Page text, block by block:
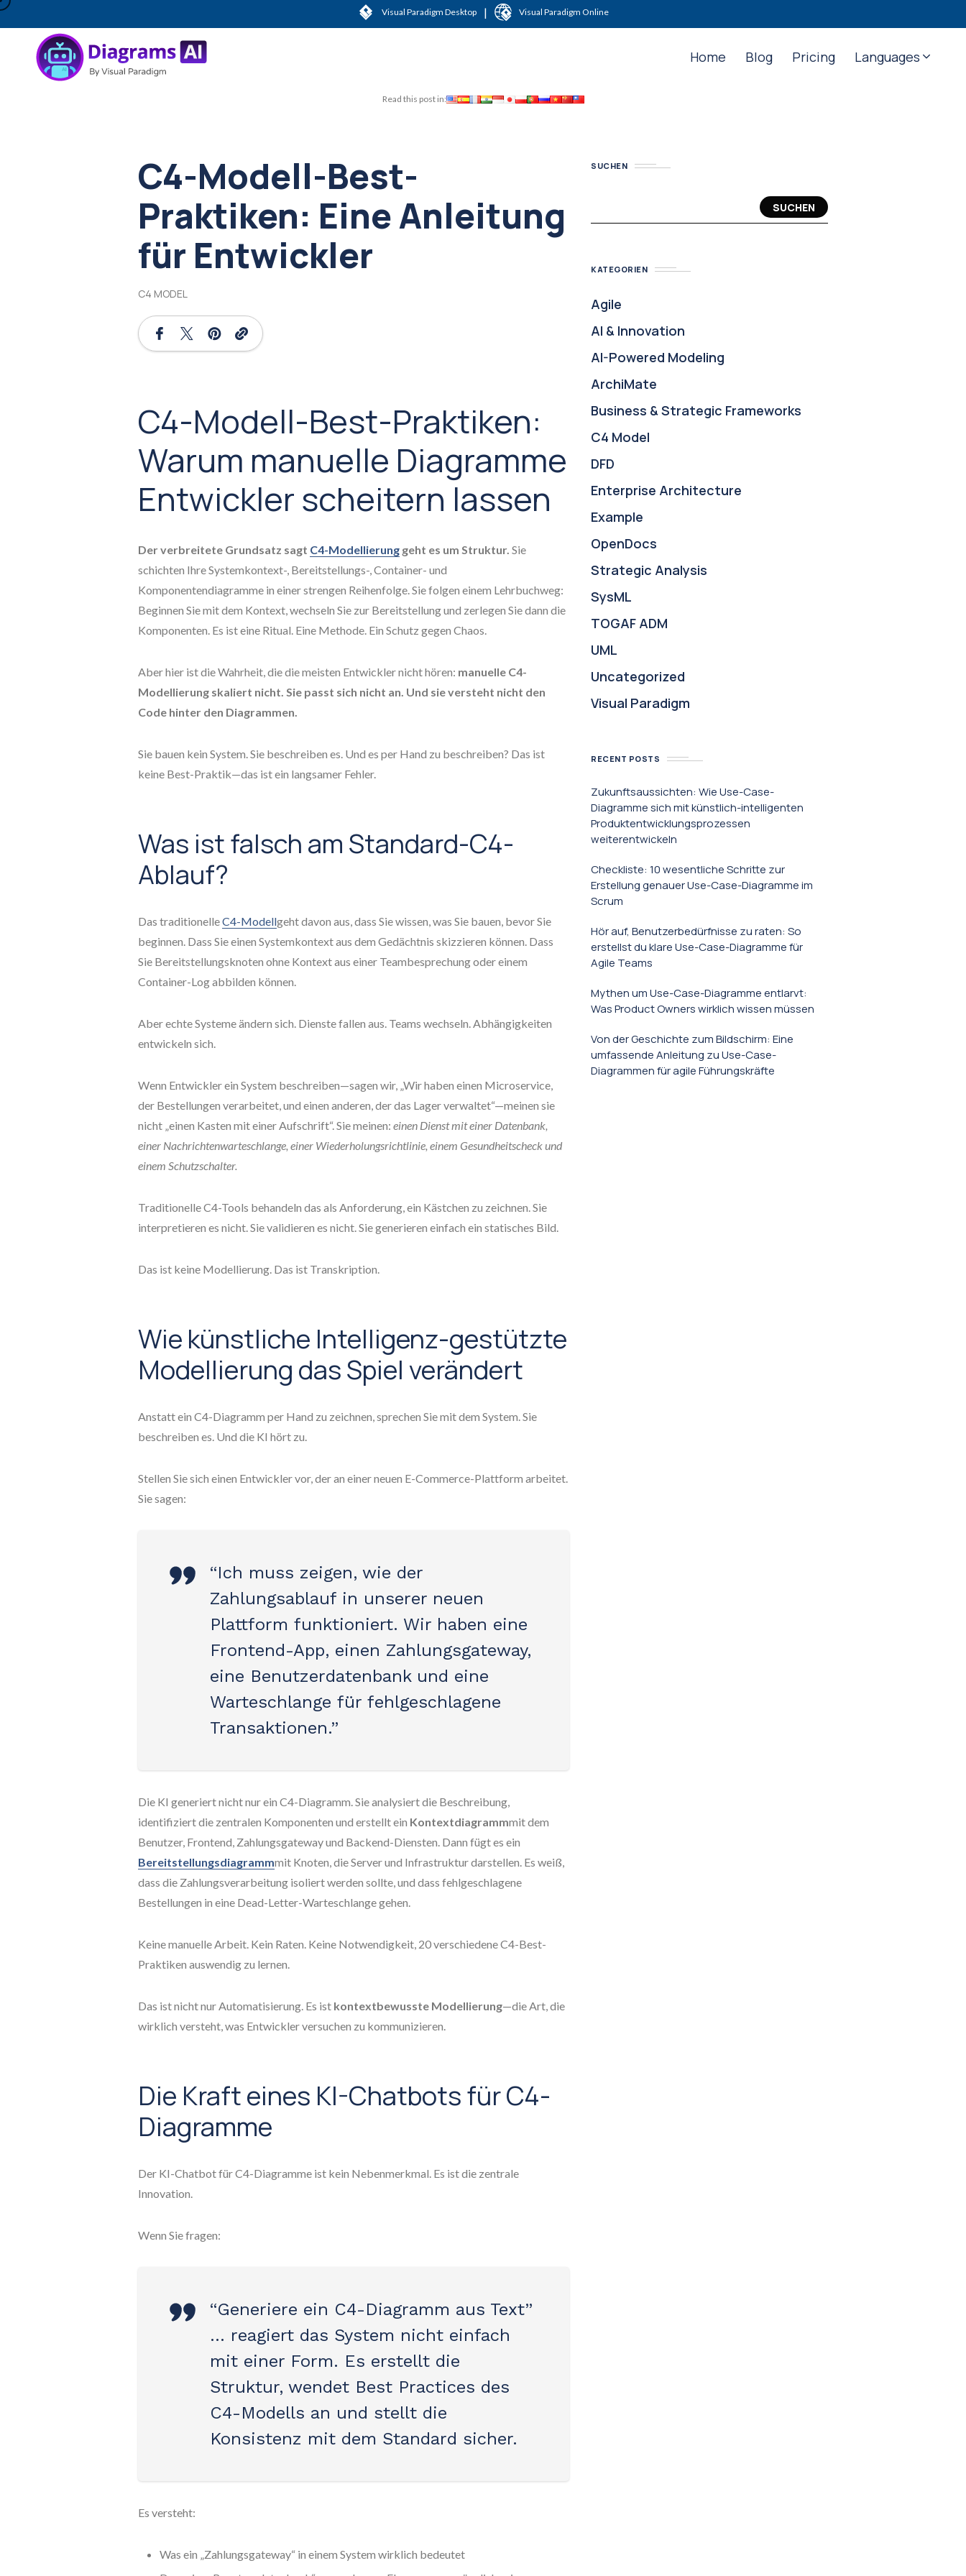
Visual Paradigm Desktop | Visual Paradigm Online
Home Blog Pricing Languages
Read this post in:
C4-Modell-Best-
Praktiken: Eine Anleitung
für Entwickler
C4 MODEL
C4-Modell-Best-Praktiken:
Warum manuelle Diagramme
Entwickler scheitern lassen
Der verbreitete Grundsatz sagt C4-Modellierung geht es um Struktur. Sie
schichten Ihre Systemkontext-, Bereitstellungs-, Container- und
Komponentendiagramme in einer strengen Reihenfolge. Sie folgen einem Lehrbuchweg:
Beginnen Sie mit dem Kontext, wechseln Sie zur Bereitstellung und zerlegen Sie dann die
Komponenten. Es ist eine Ritual. Eine Methode. Ein Schutz gegen Chaos.
Aber hier ist die Wahrheit, die die meisten Entwickler nicht hören: manuelle C4-
Modellierung skaliert nicht. Sie passt sich nicht an. Und sie versteht nicht den
Code hinter den Diagrammen.
Sie bauen kein System. Sie beschreiben es. Und es per Hand zu beschreiben? Das ist
keine Best-Praktik—das ist ein langsamer Fehler.
Was ist falsch am Standard-C4-
Ablauf?
Das traditionelleC4-Modellgeht davon aus, dass Sie wissen, was Sie bauen, bevor Sie
beginnen. Dass Sie einen Systemkontext aus dem Gedächtnis skizzieren können. Dass
Sie Bereitstellungsknoten ohne Kontext aus einer Teambesprechung oder einem
Container-Log abbilden können.
Aber echte Systeme ändern sich. Dienste fallen aus. Teams wechseln. Abhängigkeiten
entwickeln sich.
Wenn Entwickler ein System beschreiben—sagen wir, „Wir haben einen Microservice,
der Bestellungen verarbeitet, und einen anderen, der das Lager verwaltet“—meinen sie
nicht „einen Kasten mit einer Aufschrift“. Sie meinen: einen Dienst mit einer Datenbank,
einer Nachrichtenwarteschlange, einer Wiederholungsrichtlinie, einem Gesundheitscheck und
einem Schutzschalter.
Traditionelle C4-Tools behandeln das als Anforderung, ein Kästchen zu zeichnen. Sie
interpretieren es nicht. Sie validieren es nicht. Sie generieren einfach ein statisches Bild.
Das ist keine Modellierung. Das ist Transkription.
Wie künstliche Intelligenz-gestützte
Modellierung das Spiel verändert
Anstatt ein C4-Diagramm per Hand zu zeichnen, sprechen Sie mit dem System. Sie
beschreiben es. Und die KI hört zu.
Stellen Sie sich einen Entwickler vor, der an einer neuen E-Commerce-Plattform arbeitet.
Sie sagen:
“Ich muss zeigen, wie der
Zahlungsablauf in unserer neuen
Plattform funktioniert. Wir haben eine
Frontend-App, einen Zahlungsgateway,
eine Benutzerdatenbank und eine
Warteschlange für fehlgeschlagene
Transaktionen.”
Die KI generiert nicht nur ein C4-Diagramm. Sie analysiert die Beschreibung,
identifiziert die zentralen Komponenten und erstellt ein Kontextdiagrammmit dem
Benutzer, Frontend, Zahlungsgateway und Backend-Diensten. Dann fügt es ein
Bereitstellungsdiagrammmit Knoten, die Server und Infrastruktur darstellen. Es weiß,
dass die Zahlungsverarbeitung isoliert werden sollte, und dass fehlgeschlagene
Bestellungen in eine Dead-Letter-Warteschlange gehen.
Keine manuelle Arbeit. Kein Raten. Keine Notwendigkeit, 20 verschiedene C4-Best-
Praktiken auswendig zu lernen.
Das ist nicht nur Automatisierung. Es ist kontextbewusste Modellierung—die Art, die
wirklich versteht, was Entwickler versuchen zu kommunizieren.
Die Kraft eines KI-Chatbots für C4-
Diagramme
Der KI-Chatbot für C4-Diagramme ist kein Nebenmerkmal. Es ist die zentrale
Innovation.
Wenn Sie fragen:
“Generiere ein C4-Diagramm aus Text”
… reagiert das System nicht einfach
mit einer Form. Es erstellt die
Struktur, wendet Best Practices des
C4-Modells an und stellt die
Konsistenz mit dem Standard sicher.
Es versteht:
Was ein „Zahlungsgateway“ in einem System wirklich bedeutet
SUCHEN
SUCHEN
KATEGORIEN
Agile
AI & Innovation
AI-Powered Modeling
ArchiMate
Business & Strategic Frameworks
C4 Model
DFD
Enterprise Architecture
Example
OpenDocs
Strategic Analysis
SysML
TOGAF ADM
UML
Uncategorized
Visual Paradigm
RECENT POSTS
Zukunftsaussichten: Wie Use-Case-
Diagramme sich mit künstlich-intelligenten
Produktentwicklungsprozessen
weiterentwickeln
Checkliste: 10 wesentliche Schritte zur
Erstellung genauer Use-Case-Diagramme im
Scrum
Hör auf, Benutzerbedürfnisse zu raten: So
erstellst du klare Use-Case-Diagramme für
Agile Teams
Mythen um Use-Case-Diagramme entlarvt:
Was Product Owners wirklich wissen müssen
Von der Geschichte zum Bildschirm: Eine
umfassende Anleitung zu Use-Case-
Diagrammen für agile Führungskräfte